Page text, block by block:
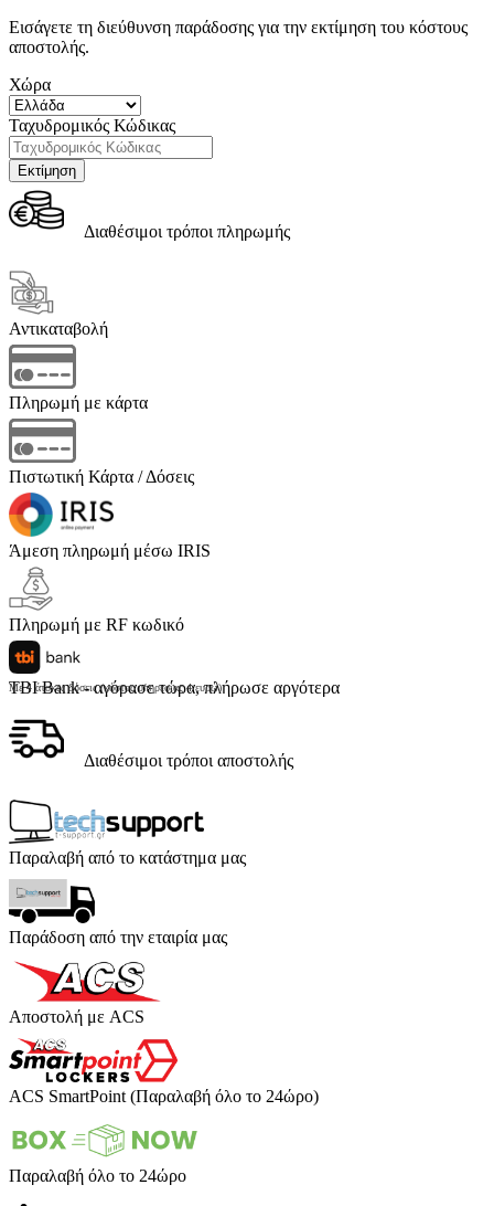
Εισάγετε τη διεύθυνση παράδοσης για την εκτίμηση του κόστους
αποστολής.
Χώρα
Ταχυδρομικός Κώδικας
Διαθέσιμοι τρόποι πληρωμής
Αντικαταβολή
Πληρωμή με κάρτα
Πιστωτική Κάρτα / Δόσεις
Άμεση πληρωμή μέσω IRIS
Πληρωμή με RF κωδικό
TBI Bank - αγόρασε τώρα, πλήρωσε αργότερα
Με 4 άτοκες δόσεις (κόστος υπηρεσίας 4 ευρώ)
Διαθέσιμοι τρόποι αποστολής
Παραλαβή από το κατάστημα μας
Παράδοση από την εταιρία μας
Αποστολή με ACS
ACS SmartPoint (Παραλαβή όλο το 24ώρο)
Παραλαβή όλο το 24ώρο